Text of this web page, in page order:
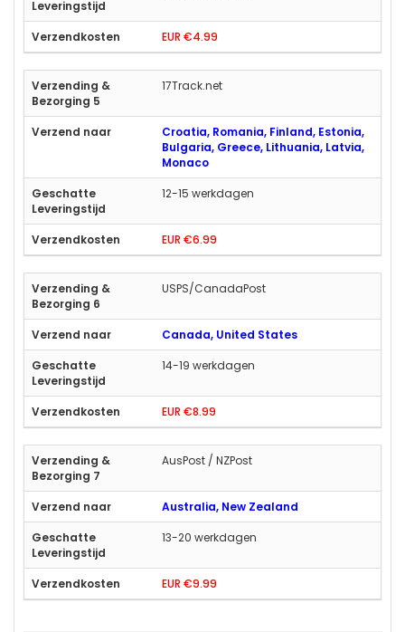
EUR €4.99
17Track.net
Croatia, Romania, Finland, Estonia,
Bulgaria, Greece, Lithuania, Latvia,
Monaco
12-15 werkdagen
EUR €6.99
USPS/CanadaPost
Canada, United States
14-19 werkdagen
EUR €8.99
AusPost / NZPost
Australia, New Zealand
13-20 werkdagen
EUR €9.99